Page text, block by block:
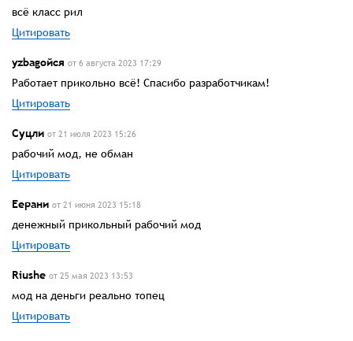
всё класс рил
Цитировать
yzbagoйcя от 6 августа 2023 17:29
Работает прикольно всё! Спасибо разработчикам!
Цитировать
Суцли от 21 июля 2023 15:26
рабочий мод, не обман
Цитировать
Еерани от 21 июня 2023 15:18
денежный прикольный рабочий мод
Цитировать
Riushe от 25 мая 2023 13:53
мод на деньги реально топец
Цитировать